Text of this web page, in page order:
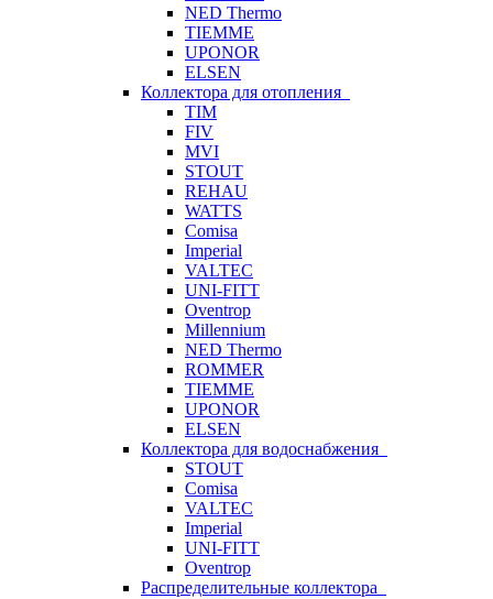
NED Thermo
TIEMME
UPONOR
ELSEN
Коллектора для отопления
TIM
FIV
MVI
STOUT
REHAU
WATTS
Comisa
Imperial
VALTEC
UNI-FITT
Oventrop
Millennium
NED Thermo
ROMMER
TIEMME
UPONOR
ELSEN
Коллектора для водоснабжения
STOUT
Comisa
VALTEC
Imperial
UNI-FITT
Oventrop
Распределительные коллектора